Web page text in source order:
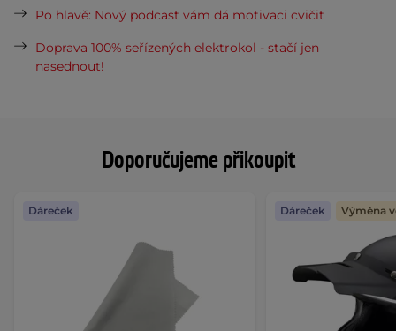
Doporučujeme přikoupit
Dáreček Dáreček Výměna
Po hlavě: Nový podcast vám dá motivaci cvičit
Doprava 100% seřízených elektrokol - stačí jen
nasednout!